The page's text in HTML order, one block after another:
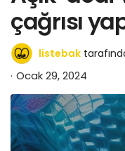
çağrısı
listebak
Ocak 29, 2024